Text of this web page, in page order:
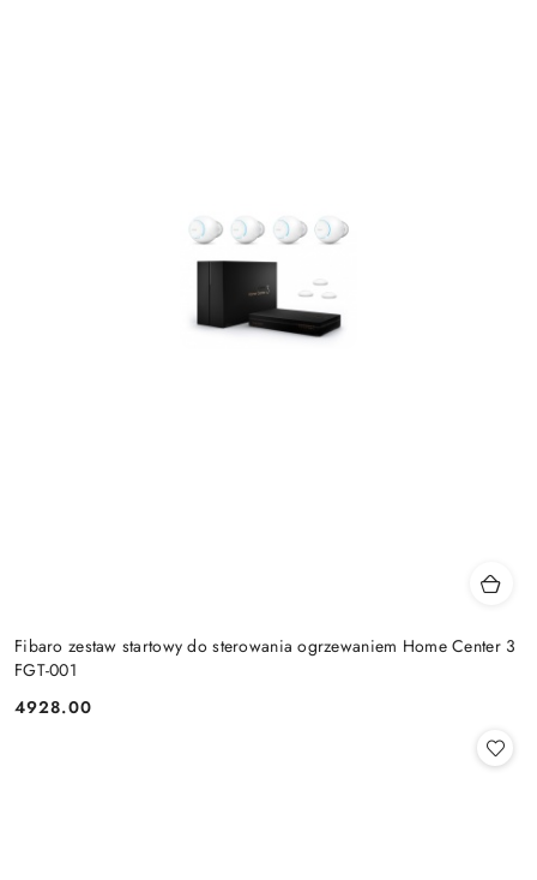
Fibaro zestaw startowy do sterowania ogrzewaniem Home Center 3
FGT-001
Cena:
4928.00